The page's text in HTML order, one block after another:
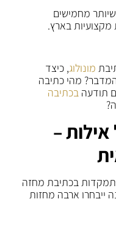
מחמישים
מקצועיות בארץ.
מונולוג, כיצד
המדבר? מהי כתיבה
תודעהבכתיבה
–
בכתיבת מחזה
ייבחרו ארבה מחזות